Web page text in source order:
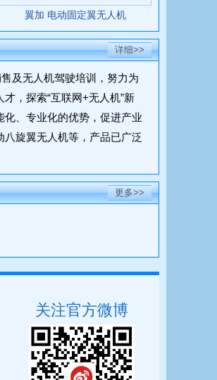
翼加 电动固定翼无人机
详细>>
及无人机驾驶培训，努力为
，探索“互联网+无人机”新
、专业化的优势，促进产业
旋翼无人机等，产品已广泛
更多>>
关注官方微博